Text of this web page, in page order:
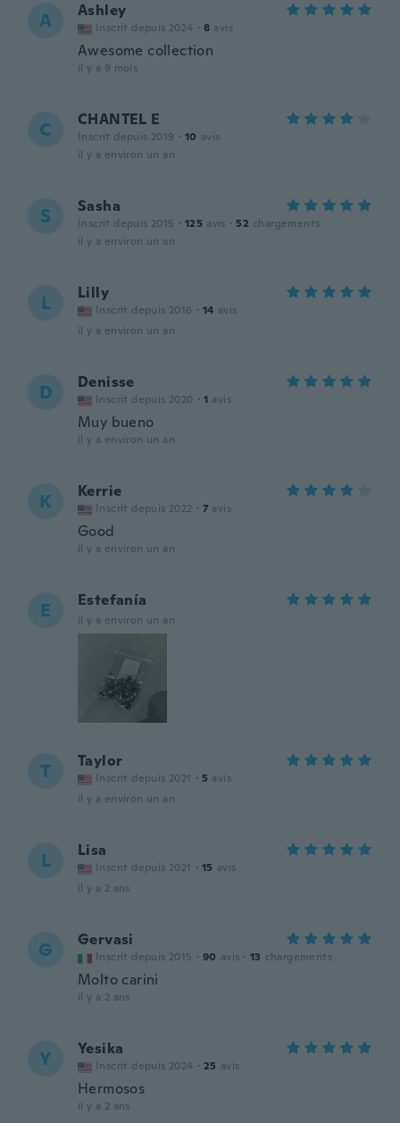
A Ashley
Inscrit depuis 2024 · 8 avis
Awesome collection
il y a 9 mois
C CHANTEL E
Inscrit depuis 2019 · 10 avis
il y a environ un an
S Sasha
Inscrit depuis 2015 · 125 avis · 52 chargements
il y a environ un an
L Lilly
Inscrit depuis 2016 · 14 avis
il y a environ un an
D Denisse
Inscrit depuis 2020 · 1 avis
Muy bueno
il y a environ un an
K Kerrie
Inscrit depuis 2022 · 7 avis
Good
il y a environ un an
E Estefanía
il y a environ un an
T Taylor
Inscrit depuis 2021 · 5 avis
il y a environ un an
L Lisa
Inscrit depuis 2021 · 15 avis
il y a 2 ans
G Gervasi
Inscrit depuis 2015 · 90 avis · 13 chargements
Molto carini
il y a 2 ans
Y Yesika
Inscrit depuis 2024 · 25 avis
Hermosos
il y a 2 ans